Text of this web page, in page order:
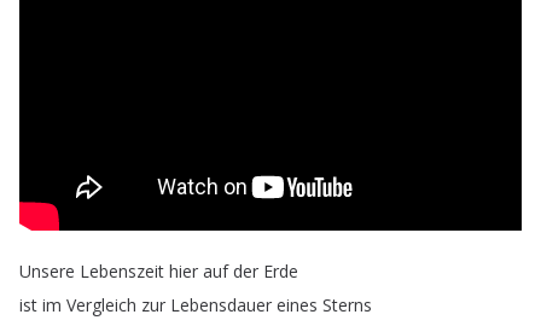
Unsere Lebenszeit hier auf der Erde
ist im Vergleich zur Lebensdauer eines Sterns